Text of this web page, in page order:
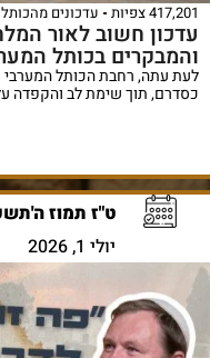
417,201 צפיות עדכונים מהכותל
עדכון חשוב לאור
והמבקרים בכותל
לעת עתה, רחבת הכותל המערבי
כסדרם, תוך שימת לב והקפדה
ט"ז תמוז
יולי 1, 2026